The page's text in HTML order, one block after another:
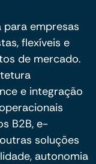
para empresas
flexíveis e
de mercado.
e integração
B2B, e-
soluções
autonomia